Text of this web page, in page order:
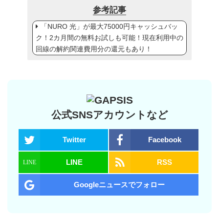
参考記事
「NURO 光」が最大75000円キャッシュバッ
ク！2カ月間の無料お試しも可能！現在利用中の
回線の解約関連費用分の還元もあり！
公式SNSアカウントなど
Twitter Facebook
LINE RSS
Googleニュースでフォロー